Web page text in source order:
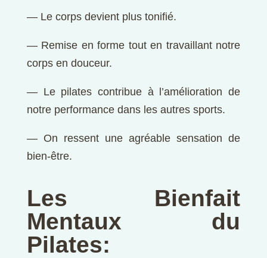
— Le corps devient plus tonifié.
— Remise en forme tout en travaillant notre
corps en douceur.
— Le pilates contribue à l’amélioration de
notre performance dans les autres sports.
— On ressent une agréable sensation de
bien-être.
Les Bienfait
Mentaux du
Pilates: